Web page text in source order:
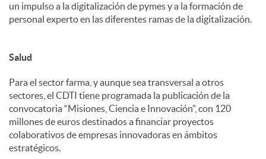
un impulso a la digitalización de pymes y a la formación de
personal experto en las diferentes ramas de la digitalización.
Salud
Para el sector farma, y aunque sea transversal a otros
sectores, el CDTI tiene programada la publicación de la
convocatoria “Misiones, Ciencia e Innovación”, con 120
millones de euros destinados a financiar proyectos
colaborativos de empresas innovadoras en ámbitos
estratégicos.